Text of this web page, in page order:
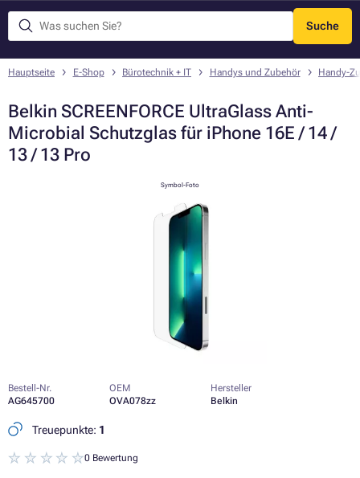
Suche
Menü
Hauptseite E-Shop Bürotechnik + IT Handys und Zubehör Handy-
Belkin SCREENFORCE UltraGlass Anti-
Microbial Schutzglas für iPhone 16E / 14 /
13 / 13 Pro
Symbol-Foto
Bestell-Nr.
AG645700
OEM
OVA078zz
Hersteller
Belkin
Treuepunkte: 1
0 Bewertung